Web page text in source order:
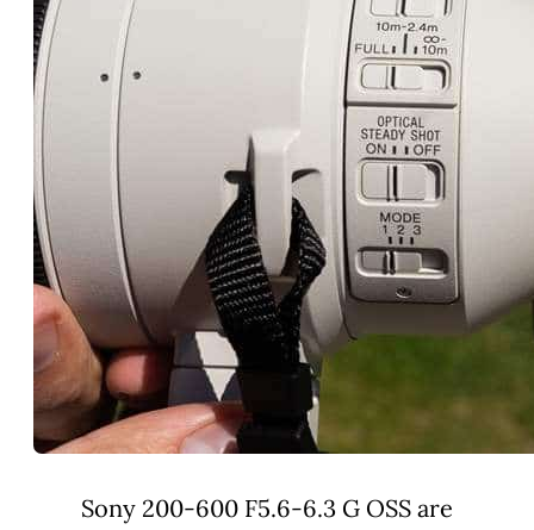
Sony 200-600 F5.6-6.3 G OSS are